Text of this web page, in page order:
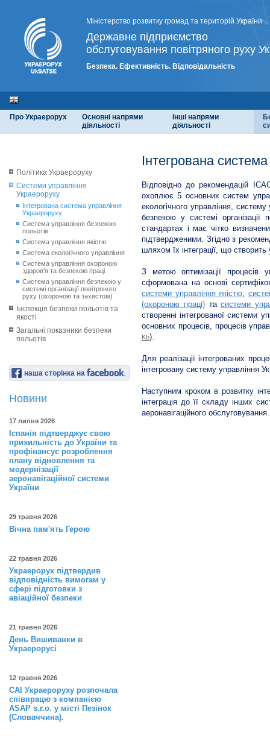
Міністерство розвитку громад та територій України
Державне підприємство
обслуговування повітряного руху
Безпека. Ефективність. Відповідальність
Про Украерорух
Основні напрями
діяльності
Інші напрями
діяльності
Політика Украероруху
Системи управління
Украероруху
Інтегрована система управління
Украероруху
Система управління безпекою
польотів
Система управління якістю
Система екологічного управління
Система управління охороною
здоров’я та безпекою праці
Система управління безпекою у
системі організації повітряного
руху (охороною та захистом)
Інспекція безпеки польотів та
якості
Загальні показники безпеки
польотів
наша сторінка на
Новини
17 липня 2026
Іспанія підтверджує свою
прихильність до України та
профінансує розроблення
плану відновлення та
модернізації
аеронавігаційної системи
України
29 травня 2026
Вічна пам'ять Герою
22 травня 2026
Украерорух підтвердив
відповідність вимогам у
сфері підготовки з
авіаційної безпеки
21 травня 2026
День Вишиванки в
Украерорусі
12 травня 2026
САІ Украероруху розпочала
співпрацю з компанією
ASAP s.r.o. у місті Пезінок
(Словаччина).
Інтегрована
Відповідно до рекомендацій
охоплює 5 основних систем
екологічного управління,
безпекою у системі
стандартах і має чітко
підтвердженими. Згідно з
шляхом їх інтеграції, що
З метою оптимізації процесів
сформована на основі
системи управління якістю,
(охороною праці)тасистеми
створенні інтегрованої системи
основних процесів, процесів
Kb).
Для реалізації інтегрованих
інтегровану систему управління
Наступним кроком в розвитку
інтеграція до її складу інших
аеронавігаційного обслуговування.